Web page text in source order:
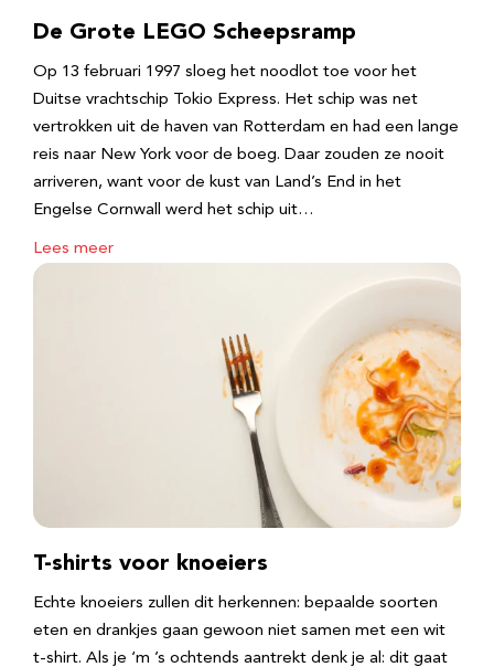
De Grote LEGO Scheepsramp
Op 13 februari 1997 sloeg het noodlot toe voor het
Duitse vrachtschip Tokio Express. Het schip was net
vertrokken uit de haven van Rotterdam en had een lange
reis naar New York voor de boeg. Daar zouden ze nooit
arriveren, want voor de kust van Land’s End in het
Engelse Cornwall werd het schip uit…
Lees meer
T-shirts voor knoeiers
Echte knoeiers zullen dit herkennen: bepaalde soorten
eten en drankjes gaan gewoon niet samen met een wit
t-shirt. Als je ‘m ’s ochtends aantrekt denk je al: dit gaat